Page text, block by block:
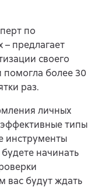
по
предлагает
своего
помогла более 30
раз.
личных
типы
инструменты
начинать
вас будут ждать